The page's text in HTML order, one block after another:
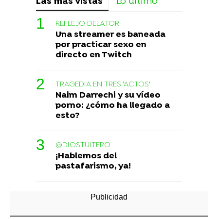
REFLEJO DELATOR
Una streamer es baneada
por practicar sexo en
directo en Twitch
TRAGEDIA EN TRES 'ACTOS'
Naim Darrechi y su vídeo
porno: ¿cómo ha llegado a
esto?
@DIOSTUITERO
¡Hablemos del
pastafarismo, ya!